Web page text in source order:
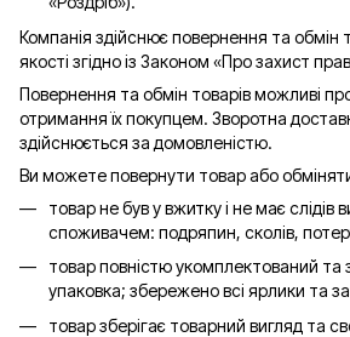
Компанія здійснює повернення та обмін
якості згідно із Законом «Про захист
Повернення та обмін товарів можливі
отримання їх покупцем. Зворотна
здійснюється за домовленістю.
Ви можете повернути товар або
товар не був у вжитку і не має слідів
споживачем: подряпин, сколів,
товар повністю укомплектований
упаковка; збережено всі ярлики та
товар зберігає товарний вигляд та